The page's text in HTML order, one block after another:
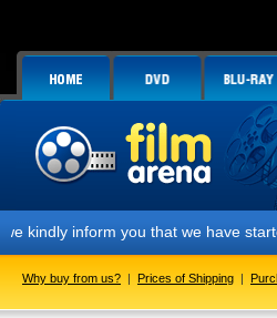
you that we have started sales of
Why buy from us? | Prices of Shipping |